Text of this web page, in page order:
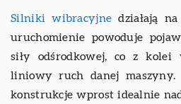
Silniki wibracyjne działają
uruchomienie powoduje
siły odśrodkowej, co z kolei
liniowy ruch danej maszyny.
konstrukcje wprost idealnie